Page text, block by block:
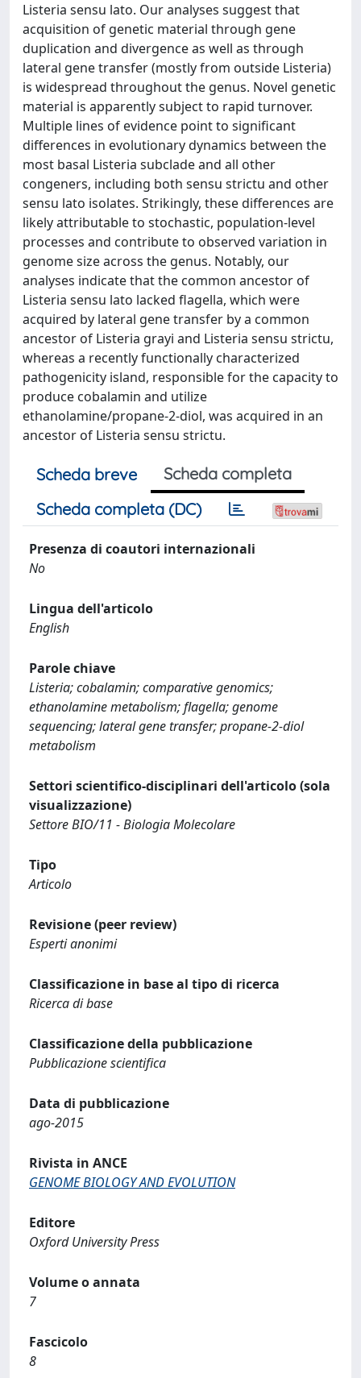
Listeria sensu lato. Our analyses suggest that
acquisition of genetic material through gene
duplication and divergence as well as through
lateral gene transfer (mostly from outside Listeria)
is widespread throughout the genus. Novel genetic
material is apparently subject to rapid turnover.
Multiple lines of evidence point to significant
differences in evolutionary dynamics between the
most basal Listeria subclade and all other
congeners, including both sensu strictu and other
sensu lato isolates. Strikingly, these differences are
likely attributable to stochastic, population-level
processes and contribute to observed variation in
genome size across the genus. Notably, our
analyses indicate that the common ancestor of
Listeria sensu lato lacked flagella, which were
acquired by lateral gene transfer by a common
ancestor of Listeria grayi and Listeria sensu strictu,
whereas a recently functionally characterized
pathogenicity island, responsible for the capacity to
produce cobalamin and utilize
ethanolamine/propane-2-diol, was acquired in an
ancestor of Listeria sensu strictu.
Scheda breve
Scheda completa
Scheda completa (DC)
Presenza di coautori internazionali
No
Lingua dell'articolo
English
Parole chiave
Listeria; cobalamin; comparative genomics;
ethanolamine metabolism; flagella; genome
sequencing; lateral gene transfer; propane-2-diol
metabolism
Settori scientifico-disciplinari dell'articolo (sola
visualizzazione)
Settore BIO/11 - Biologia Molecolare
Tipo
Articolo
Revisione (peer review)
Esperti anonimi
Classificazione in base al tipo di ricerca
Ricerca di base
Classificazione della pubblicazione
Pubblicazione scientifica
Data di pubblicazione
ago-2015
Rivista in ANCE
GENOME BIOLOGY AND EVOLUTION
Editore
Oxford University Press
Volume o annata
7
Fascicolo
8